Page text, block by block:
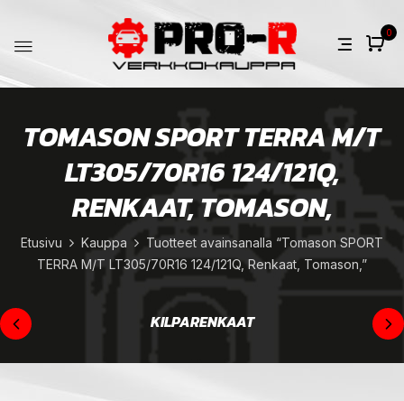
0
TOMASON SPORT TERRA M/T
LT305/70R16 124/121Q,
RENKAAT, TOMASON,
Etusivu Kauppa
Tuotteet avainsanalla “Tomason SPORT
TERRA M/T LT305/70R16 124/121Q, Renkaat, Tomason,”
KILPARENKAAT